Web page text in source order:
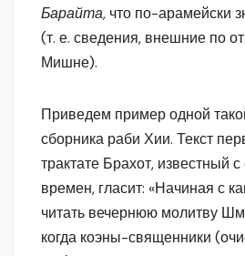
Барайта, что по-арамейски
(т. е. сведения, внешние по
Мишне).
Приведем пример одной
сборника раби Хии. Текст
трактате Брахот, известный
времен, гласит: «Начиная с
читать вечернюю молитву
когда коэны-священники